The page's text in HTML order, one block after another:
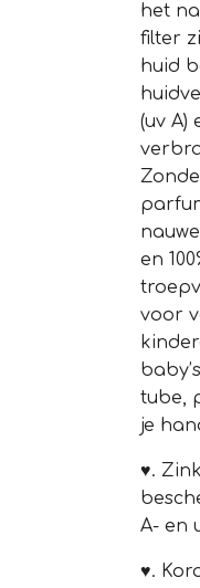
het
filter
huid
(uv A)
en
voor
tube,
je
♥.
A- en
♥.